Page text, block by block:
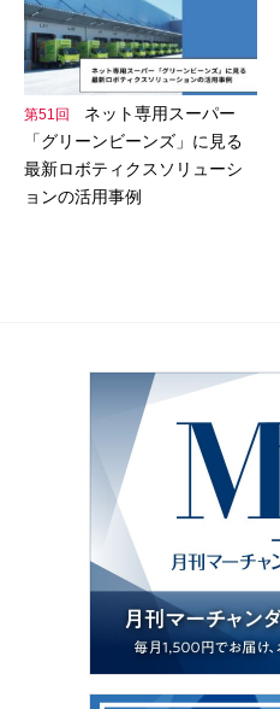
第51回
ネット専用スーパー
「グリーンビーンズ」に見る
最新ロボティクスソリューシ
ョンの活用事例